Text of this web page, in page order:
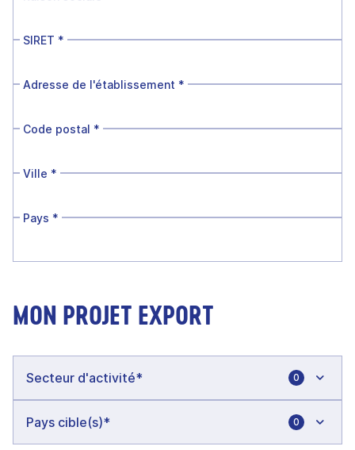
SIRET *
Adresse de l'établissement *
Code postal *
Ville *
Pays *
MON PROJET EXPORT
0
0